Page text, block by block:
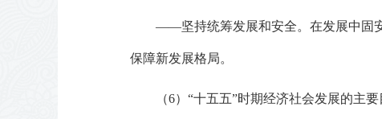
——坚持统筹发展和安全。在发展中固
保障新发展格局。
（6）“十五五”时期经济社会发展的主要